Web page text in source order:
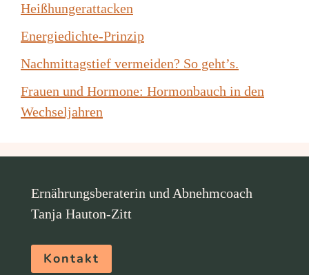
Heißhungerattacken
Energiedichte-Prinzip
Nachmittagstief vermeiden? So geht’s.
Frauen und Hormone: Hormonbauch in den
Wechseljahren
Ernährungsberaterin und Abnehmcoach
Tanja Hauton-Zitt
Kontakt